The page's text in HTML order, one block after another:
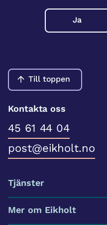
Ja
Till toppen
Kontakta oss
45 61 44 04
post@eikholt.no
Tjänster
Mer om Eikholt